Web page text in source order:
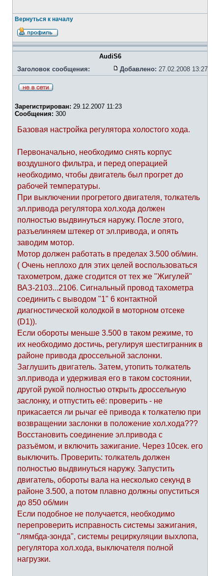
Вернуться к началу
AudiS6
Заголовок сообщения:
Добавлено: 27.02.2008 13:27
Зарегистрирован: 29.12.2007 11:23
Сообщения: 300
Базовая настройка регулятора холостого хода.
Первоначально, необходимо снять корпус
воздушного фильтра, и перед операцией
необходимо, чтобы двигатель был прогрет до
рабочей температуры.
При выключении прогретого двигателя, толкатель
эл.привода регулятора хол.хода должен
полностью выдвинуться наружу. После этого,
разъелиняем штекер от эл.привода, и опять
заводим мотор.
Мотор должен работать в пределах 3.500 об/мин.
( Очень неплохо для этих целей воспользоваться
тахометром, даже сгодится от тех же "Жигулей"
ВАЗ-2103...2106. Сигнальный провод тахометра
соединить с выводом "1" 6 контактной
диагностической колодкой в моторном отсеке
(D1)).
Если обороты меньше 3.500 в таком режиме, то
их необходимо достичь, регулируя шестигранник в
районе привода дроссельной заслонки.
Заглушить двигатель. Затем, утопить толкатель
эл.привода и удерживая его в таком состоянии,
другой рукой полностью открыть дроссельную
заслонку, и отпустить её: проверить - не
прикасается ли рычаг её привода к толкателю при
возвращении заслонки в положение хол.хода???
Восстановить соединение эл.привода с
разъёмом, и включить зажигание. Через 10сек. его
выключить. Проверить: толкатель должен
полностью выдвинуться наружу. Запустить
двигатель, обороты вала на несколько секунд в
районе 3.500, а потом плавно должны опуститься
до 850 об/мин
Если подобное не получается, необходимо
перепроверить исправность системы зажигания,
"лямбда-зонда", системы рециркуляции выхлопа,
регулятора хол.хода, выключателя полной
нагрузки.